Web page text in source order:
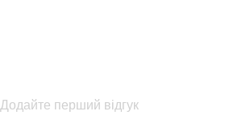
Додайте перший відгук